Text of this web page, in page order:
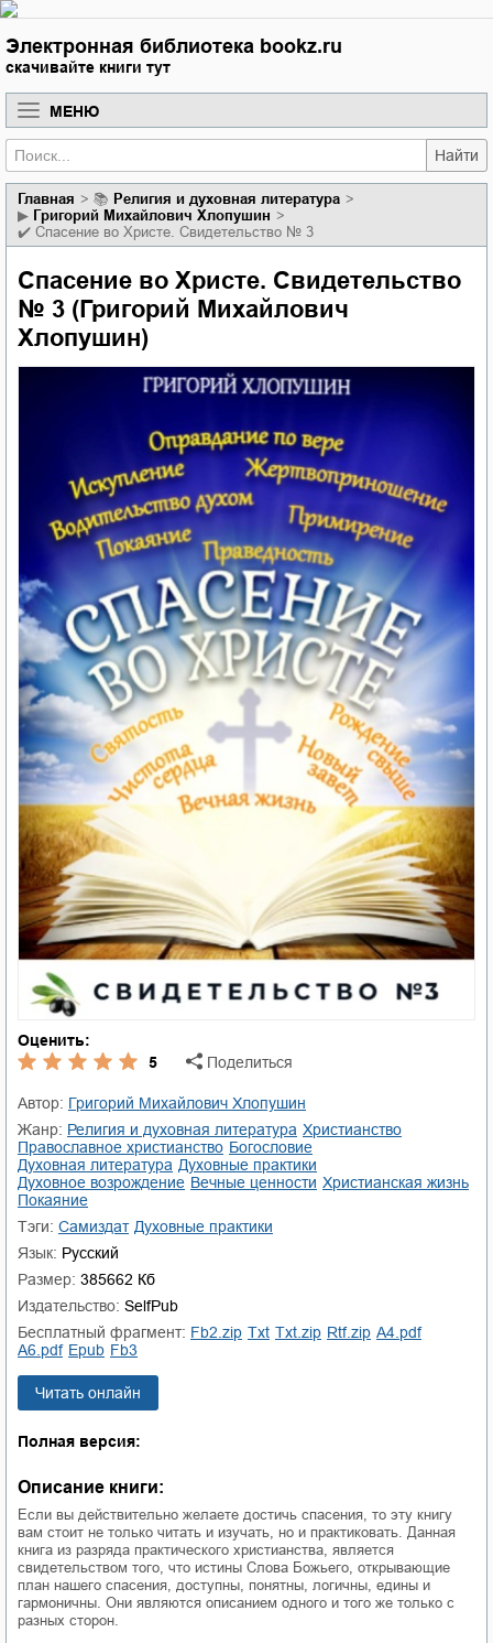
Электронная библиотека bookz.ru
скачивайте книги тут
МЕНЮ
Найти
Главная 📚
религия и духовная литература
▶ Григорий Михайлович Хлопушин
✔️ Спасение во Христе. Свидетельство № 3
Спасение во Христе. Свидетельство
№ 3 (Григорий Михайлович
Хлопушин)
Оценить:
5
Поделиться
Автор:
Григорий Михайлович Хлопушин
Жанр:
религия и духовная литература
христианство
православное христианство
богословие
духовная литература
духовные практики
духовное возрождение
вечные ценности
христианская жизнь
покаяние
Тэги:
Самиздат
духовные практики
Язык: Русский
Размер: 385662 Кб
Издательство: SelfPub
Бесплатный фрагмент:
fb2.zip txt txt.zip rtf.zip
a4.pdf
a6.pdf
epub fb3
Читать онлайн
Полная версия:
Описание книги:
Если вы действительно желаете достичь спасения, то эту книгу
вам стоит не только читать и изучать, но и практиковать. Данная
книга из разряда практического христианства, является
свидетельством того, что истины Слова Божьего, открывающие
план нашего спасения, доступны, понятны, логичны, едины и
гармоничны. Они являются описанием одного и того же только с
разных сторон.